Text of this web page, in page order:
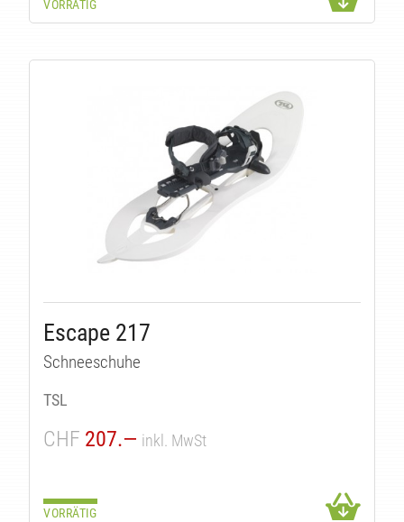
VORRÄTIG
Escape 217
Schneeschuhe
TSL
CHF 207.— inkl. MwSt
VORRÄTIG